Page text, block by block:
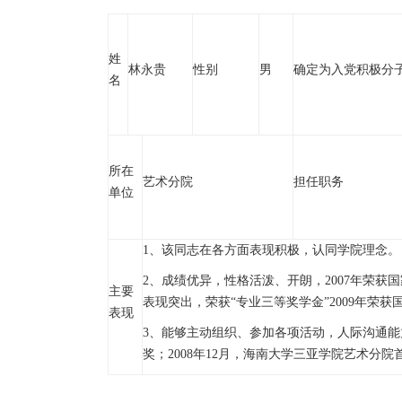
姓
名
林永贵 性别 男 确定为入党积极分
所在
单位
艺术分院 担任职务
主要
表现
1、该同志在各方面表现积极，认同学院理念。
2、成绩优异，性格活泼、开朗，2007年荣获
表现突出，荣获“专业三等奖学金”2009年荣获
3、能够主动组织、参加各项活动，人际沟通
奖；2008年12月，海南大学三亚学院艺术分院